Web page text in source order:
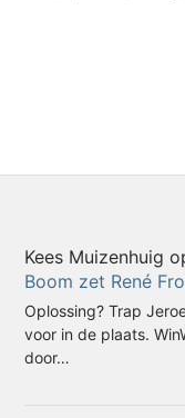
Kees Muizenhuig
Boom zet René
Oplossing? Trap
voor in de plaats.
door…